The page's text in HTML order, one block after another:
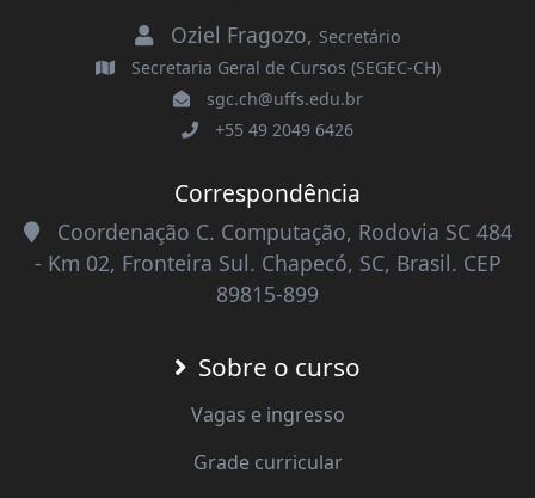
Oziel Fragozo, Secretário
Secretaria Geral de Cursos (SEGEC-CH)
sgc.ch@uffs.edu.br
+55 49 2049 6426
Correspondência
Coordenação C. Computação, Rodovia SC 484
- Km 02, Fronteira Sul. Chapecó, SC, Brasil. CEP
89815-899
Sobre o curso
Vagas e ingresso
Grade curricular